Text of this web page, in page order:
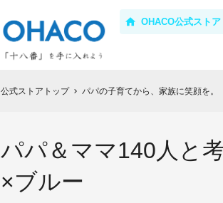
OHACO公式ストア
公式ストアトップ chevron_right パパの子育てから、家族に笑顔を
パパ＆ママ140人と
×ブルー